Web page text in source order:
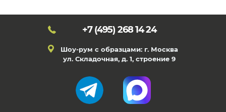
+7 (495) 268 14 24
Шоу-рум с образцами: г. Москва
ул. Складочная, д. 1, строение 9